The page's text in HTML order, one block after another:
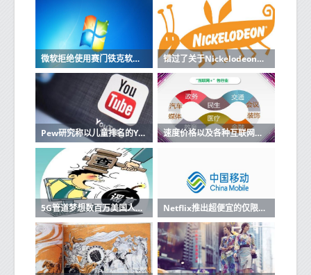
微软拒绝使用赛门铁克软件的机器进行更新 错过了关于Nickelodeon的电影那么所有旧角色都将与原声音演员一起回归
Pew研究称以儿童排名的YouTube视频排名最高 速度价格以及各种互联网服务的优缺点
5G管道梦想数百万美国人仍然缺乏宽带 Netflix推出超便宜的仅限移动订阅